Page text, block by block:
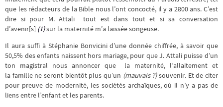
que les rédacteurs de la Bible nous l’ont concocté, il y a 2800 ans. C’est
dire si pour M. Attali tout est dans tout et si sa conversation
d’avenir[s] (1)sur la maternité m’a laissée songeuse.
Il aura suffi à Stéphanie Bonvicini d’une donnée chiffrée, à savoir que
50,5% des enfants naissent hors mariage, pour que J. Attali puisse d’un
ton magistral nous annoncer que la maternité, l’allaitement et
la famille ne seront bientôt plus qu’un (mauvais ?)souvenir. Et de citer
pour preuve de modernité, les sociétés archaïques, où il n’y a pas de
liens entre l’enfant et les parents.